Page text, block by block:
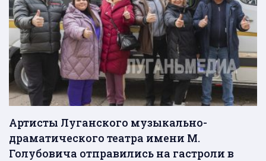
Артисты Луганского музыкально-
драматического театра имени М.
Голубовича отправились на гастроли в